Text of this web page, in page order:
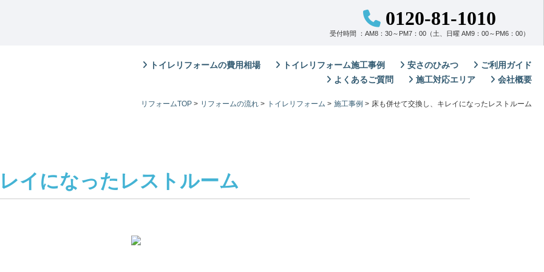
0120-81-1010
受付時間 ：AM8：30～PM7：00（土、日曜 AM9：00～PM6：00）
トイレリフォームの費用相場 トイレリフォーム施工事例 安さのひみつ
ご利用ガイド
よくあるご質問
施工対応エリア 会社概要
リフォームTOP > リフォームの流れ > トイレリフォーム > 施工事例 > 床も併せて交換し、キレイになったレストルーム
イになったレストルーム